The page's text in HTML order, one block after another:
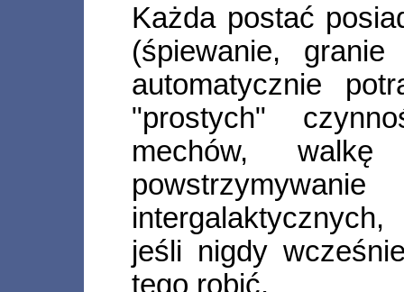
Każda postać
(śpiewanie,
automatycznie
"prostych"
mechów, walkę
jeśli nigdy
tego robić.